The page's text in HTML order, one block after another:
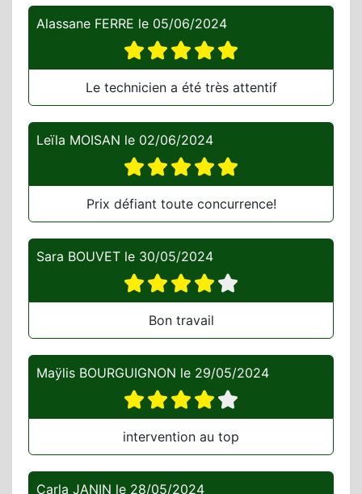
Alassane FERRE le 05/06/2024
Le technicien a été très attentif
Leïla MOISAN le 02/06/2024
Prix défiant toute concurrence!
Sara BOUVET le 30/05/2024
Bon travail
Maÿlis BOURGUIGNON le 29/05/2024
intervention au top
Carla JANIN le 28/05/2024